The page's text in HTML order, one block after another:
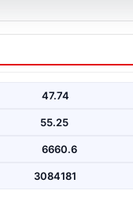
ne zaman
2026 TÜİK mart
47.74
55.25
6660.6
3084181